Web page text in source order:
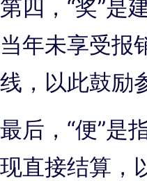
第四，“奖”是
当年未享受报
线，以此鼓励
最后，“便”是
现直接结算，